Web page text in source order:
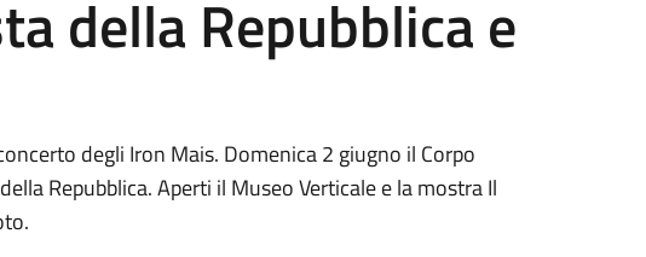
della Repubblica e
degli Iron Mais. Domenica 2 giugno il Corpo
Repubblica. Aperti il Museo Verticale e la mostra Il